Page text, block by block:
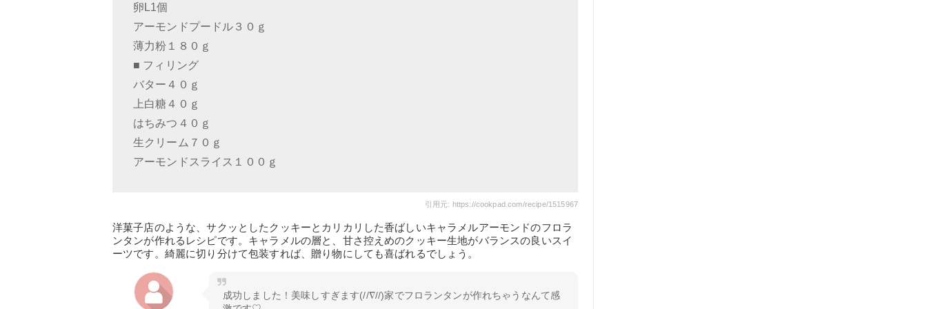
卵L1個
アーモンドプードル３０ｇ
薄力粉１８０ｇ
■ フィリング
バター４０ｇ
上白糖４０ｇ
はちみつ４０ｇ
生クリーム７０ｇ
アーモンドスライス１００ｇ
引用元: https://cookpad.com/recipe/1515967
洋菓子店のような、サクッとしたクッキーとカリカリした香ばしいキャラメルアーモンドのフロラ
ンタンが作れるレシピです。キャラメルの層と、甘さ控えめのクッキー生地がバランスの良いスイ
ーツです。綺麗に切り分けて包装すれば、贈り物にしても喜ばれるでしょう。
成功しました！美味しすぎます(//∇//)家でフロランタンが作れちゃうなんて感